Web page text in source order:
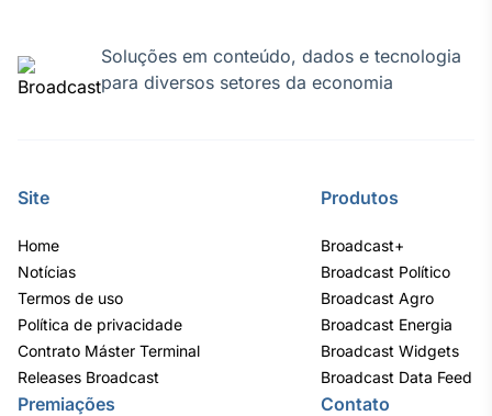
Soluções em conteúdo, dados e tecnologia
para diversos setores da economia
Site
Home
Notícias
Termos de uso
Política de privacidade
Contrato Máster Terminal
Releases Broadcast
Produtos
Broadcast+
Broadcast Político
Broadcast Agro
Broadcast Energia
Broadcast Widgets
Broadcast Data Feed
Premiações Contato